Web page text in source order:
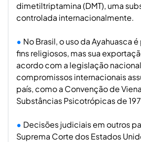
dimetiltriptamina (DMT), uma
controlada internacionalmente.
No Brasil, o uso da Ayahuasca
fins religiosos, mas sua
acordo com a legislação
compromissos internacionais
país, como a Convenção de
Substâncias Psicotrópicas de
Decisões judiciais em outros
Suprema Corte dos Estados